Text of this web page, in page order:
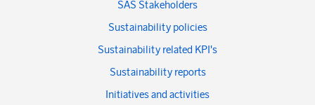
SAS Stakeholders
Sustainability policies
Sustainability related KPI's
Sustainability reports
Initiatives and activities